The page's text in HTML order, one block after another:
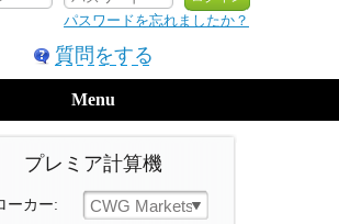
パスワードを忘れましたか？
質問をする
Menu
プレミア計算機
ーカー: CWG Markets